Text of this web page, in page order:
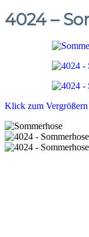
4024 –
Klick zum Vergrößern